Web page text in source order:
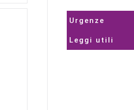
Urgenze
Leggi utili